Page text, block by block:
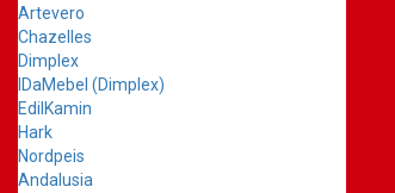
Artevero
Chazelles
Dimplex
IDaMebel (Dimplex)
EdilKamin
Hark
Nordpeis
Andalusia